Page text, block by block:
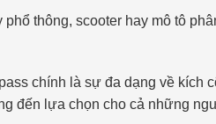
phổ thông, scooter hay mô tô
chính là sự đa dạng về kích
đến lựa chọn cho cả những